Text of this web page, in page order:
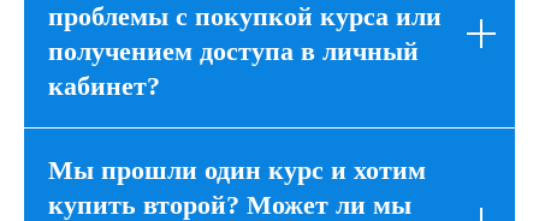
проблемы с покупкой курса или
получением доступа в личный
кабинет?
Мы прошли один курс и хотим
купить второй? Может ли мы